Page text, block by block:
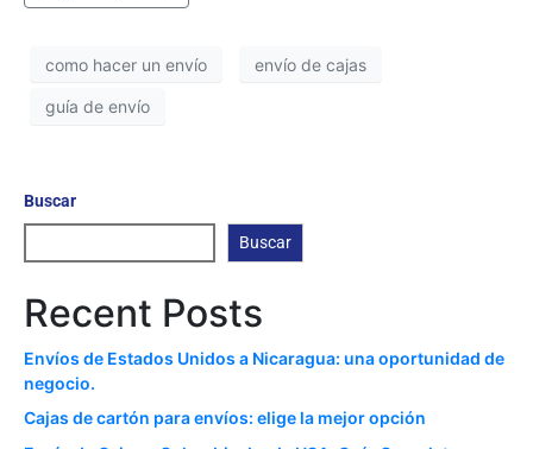
como hacer un envío envío de cajas
guía de envío
Buscar
Buscar
Recent Posts
Envíos de Estados Unidos a Nicaragua: una oportunidad de
negocio.
Cajas de cartón para envíos: elige la mejor opción